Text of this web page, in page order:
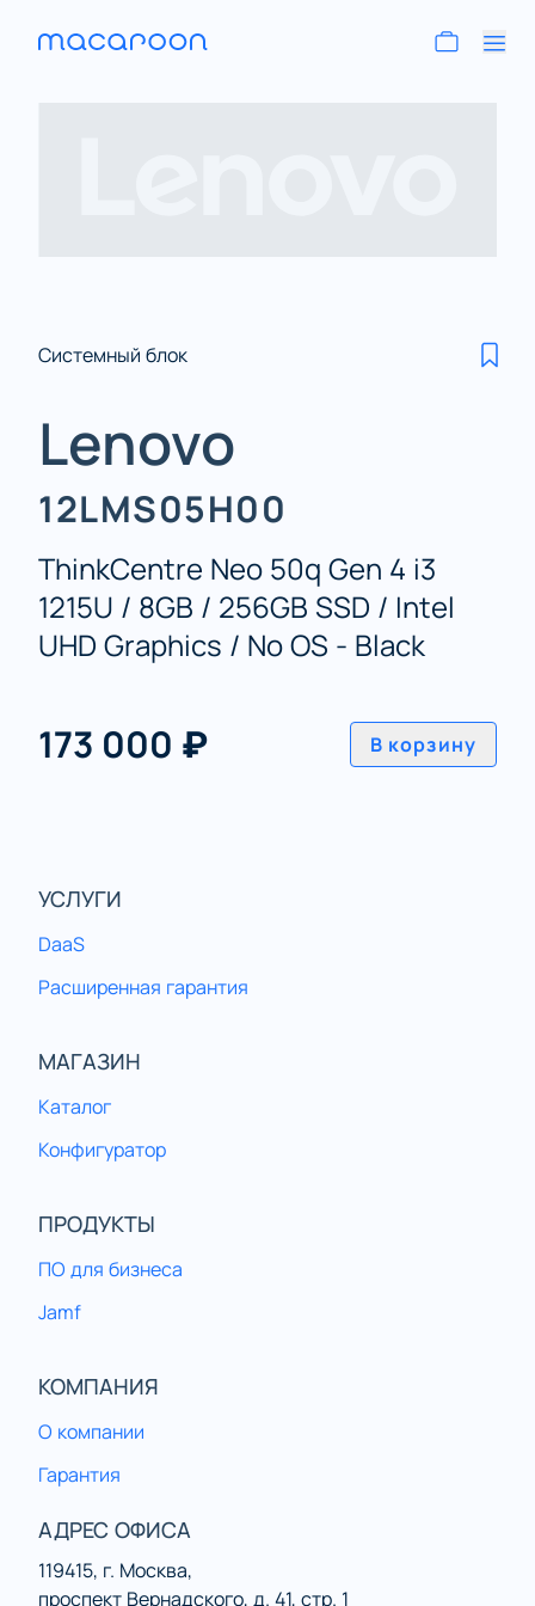
Системный блок
Lenovo
12LMS05H00
ThinkCentre Neo 50q Gen 4 i3
1215U / 8GB / 256GB SSD / Intel
UHD Graphics / No OS - Black
173 000 ₽ В корзину
УСЛУГИ
DaaS
Расширенная гарантия
МАГАЗИН
Каталог
Конфигуратор
ПРОДУКТЫ
ПО для бизнеса
Jamf
КОМПАНИЯ
О компании
Гарантия
АДРЕС ОФИСА
119415, г. Москва,
проспект Вернадского, д. 41, стр. 1